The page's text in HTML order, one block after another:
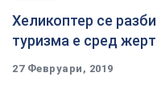
Хеликоптер се
туризма е сред
27 Февруари, 2019